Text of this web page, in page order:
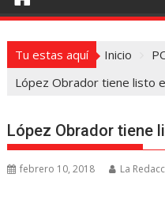
Tu estas aquí Inicio
López Obrador tiene listo el
López Obrador tiene
febrero 10, 2018 La